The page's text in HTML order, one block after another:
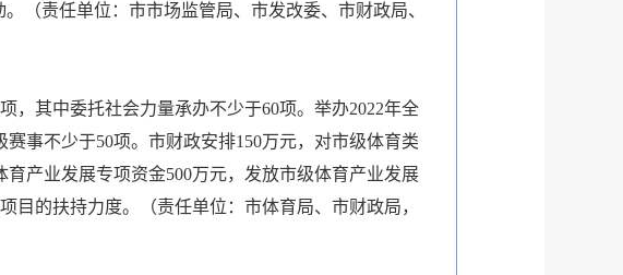
（责任单位：市市场监管局、市发改委、市财政局、
，其中委托社会力量承办不少于60项。举办2022年全
事不少于50项。市财政安排150万元，对市级体育类
产业发展专项资金500万元，发放市级体育产业发展
目的扶持力度。（责任单位：市体育局、市财政局，